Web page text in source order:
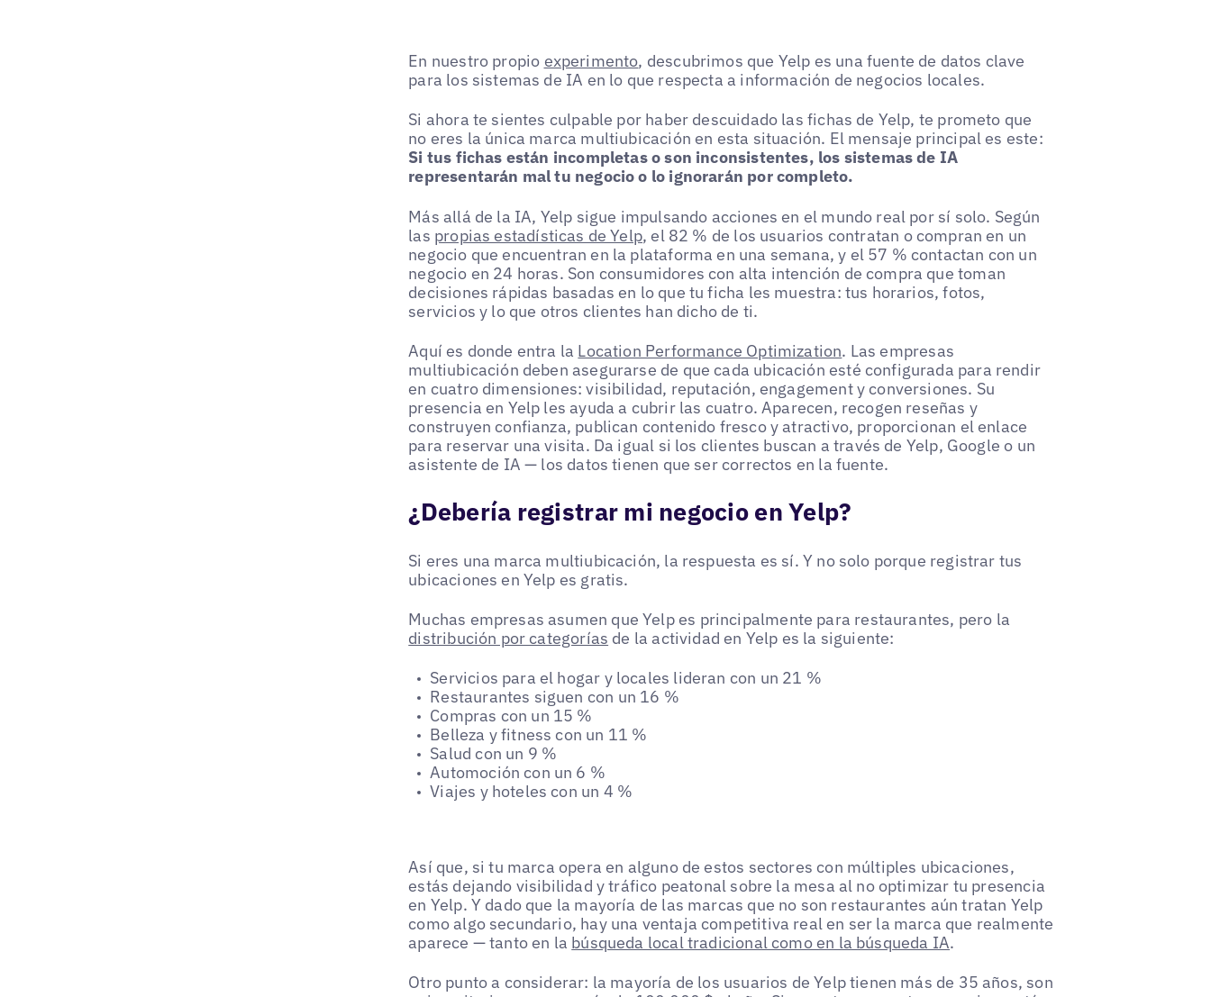
En nuestro propio experimento, descubrimos que Yelp es una fuente de datos clave
para los sistemas de IA en lo que respecta a información de negocios locales.
Si ahora te sientes culpable por haber descuidado las fichas de Yelp, te prometo que
no eres la única marca multiubicación en esta situación. El mensaje principal es este:
Si tus fichas están incompletas o son inconsistentes, los sistemas de IA
representarán mal tu negocio o lo ignorarán por completo.
Más allá de la IA, Yelp sigue impulsando acciones en el mundo real por sí solo. Según
las propias estadísticas de Yelp, el 82 % de los usuarios contratan o compran en un
negocio que encuentran en la plataforma en una semana, y el 57 % contactan con un
negocio en 24 horas. Son consumidores con alta intención de compra que toman
decisiones rápidas basadas en lo que tu ficha les muestra: tus horarios, fotos,
servicios y lo que otros clientes han dicho de ti.
Aquí es donde entra la Location Performance Optimization. Las empresas
multiubicación deben asegurarse de que cada ubicación esté configurada para rendir
en cuatro dimensiones: visibilidad, reputación, engagement y conversiones. Su
presencia en Yelp les ayuda a cubrir las cuatro. Aparecen, recogen reseñas y
construyen confianza, publican contenido fresco y atractivo, proporcionan el enlace
para reservar una visita. Da igual si los clientes buscan a través de Yelp, Google o un
asistente de IA — los datos tienen que ser correctos en la fuente.
¿Debería registrar mi negocio en Yelp?
Si eres una marca multiubicación, la respuesta es sí. Y no solo porque registrar tus
ubicaciones en Yelp es gratis.
Muchas empresas asumen que Yelp es principalmente para restaurantes, pero la
distribución por categorías de la actividad en Yelp es la siguiente:
Servicios para el hogar y locales lideran con un 21 %
Restaurantes siguen con un 16 %
Compras con un 15 %
Belleza y fitness con un 11 %
Salud con un 9 %
Automoción con un 6 %
Viajes y hoteles con un 4 %
Así que, si tu marca opera en alguno de estos sectores con múltiples ubicaciones,
estás dejando visibilidad y tráfico peatonal sobre la mesa al no optimizar tu presencia
en Yelp. Y dado que la mayoría de las marcas que no son restaurantes aún tratan Yelp
como algo secundario, hay una ventaja competitiva real en ser la marca que realmente
aparece — tanto en la búsqueda local tradicional como en la búsqueda IA.
Otro punto a considerar: la mayoría de los usuarios de Yelp tienen más de 35 años, son